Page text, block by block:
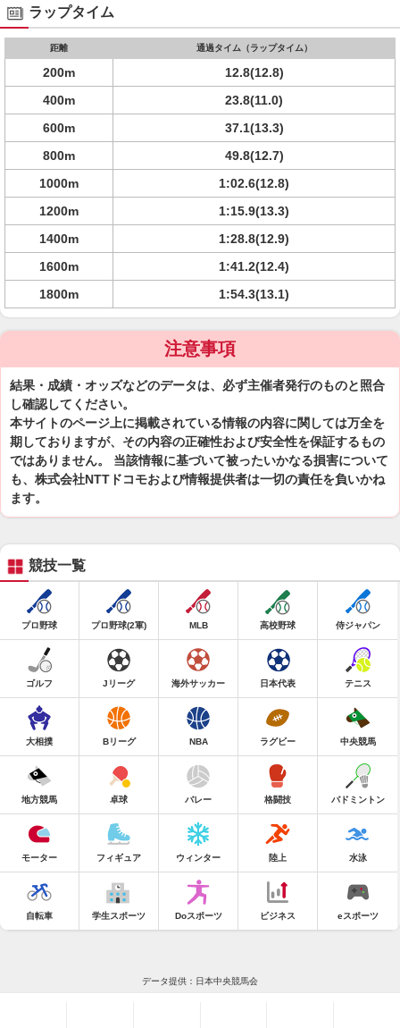
ラップタイム
距離 通過タイム（ラップタイム）
200m
12.8(12.8)
400m
23.8(11.0)
600m
37.1(13.3)
800m
49.8(12.7)
1000m
1:02.6(12.8)
1200m
1:15.9(13.3)
1400m
1:28.8(12.9)
1600m
1:41.2(12.4)
1800m
1:54.3(13.1)
注意事項
結果・成績・オッズなどのデータは、必ず主催者発行のものと照合
し確認してください。
本サイトのページ上に掲載されている情報の内容に関しては万全を
期しておりますが、その内容の正確性および安全性を保証するもの
ではありません。 当該情報に基づいて被ったいかなる損害について
も、株式会社NTTドコモおよび情報提供者は一切の責任を負いかね
ます。
競技一覧
プロ野球 プロ野球(2軍) MLB 高校野球 侍ジャパン
ゴルフ Jリーグ 海外サッカー 日本代表 テニス
大相撲 Bリーグ NBA ラグビー 中央競馬
地方競馬 卓球 バレー 格闘技 バドミントン
モーター フィギュア ウィンター 陸上 水泳
自転車 学生スポーツ Doスポーツ ビジネス eスポーツ
データ提供：日本中央競馬会